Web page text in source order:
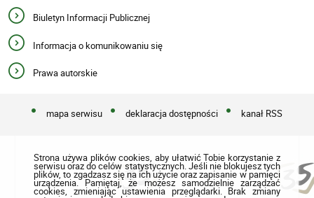
Biuletyn Informacji Publicznej
Informacja o komunikowaniu się
Prawa autorskie
mapa serwisu deklaracja dostępności kanał RSS
Strona używa plików cookies, aby ułatwić Tobie korzystanie z
serwisu oraz do celów statystycznych. Jeśli nie blokujesz tych
plików, to zgadzasz się na ich użycie oraz zapisanie w pamięci
urządzenia. Pamiętaj, że możesz samodzielnie zarządzać
cookies, zmieniając ustawienia przeglądarki. Brak zmiany